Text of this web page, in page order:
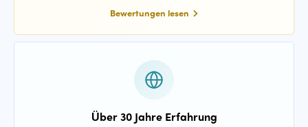
Bewertungen lesen
Über 30 Jahre Erfahrung